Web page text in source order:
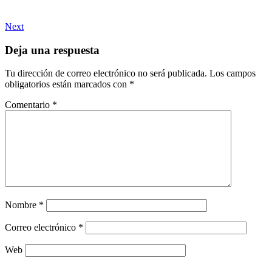
Next
Deja una respuesta
Tu dirección de correo electrónico no será publicada. Los campos
obligatorios están marcados con *
Comentario *
Nombre *
Correo electrónico *
Web